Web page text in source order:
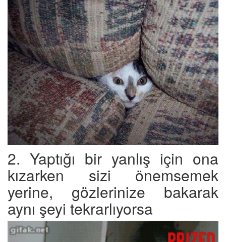
2. Yaptığı bir yanlış için ona
kızarken sizi önemsemek
yerine, gözlerinize bakarak
aynı şeyi tekrarlıyorsa